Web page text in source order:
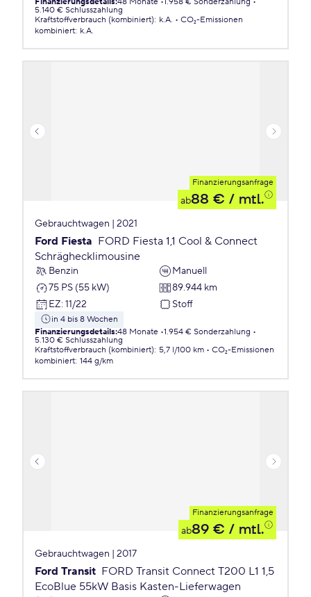
5.140 € Schlusszahlung
Kraftstoffverbrauch (kombiniert): k.A.
CO₂-Emissionen
kombiniert: k.A.
Finanzierungsanfrage
ab88 € / mtl.
Gebrauchtwagen | 2021
Ford Fiesta FORD Fiesta 1,1 Cool & Connect
Schräghecklimousine
Benzin
Manuell
75 PS (55 kW)
89.944 km
EZ: 11/22 Stoff
in 4 bis 8 Wochen
Finanzierungsdetails:48 Monate 1.954 € Sonderzahlung
5.130 € Schlusszahlung
Kraftstoffverbrauch (kombiniert): 5,7 l/100 km
CO₂-Emissionen
kombiniert: 144 g/km
Finanzierungsanfrage
ab89 € / mtl.
Gebrauchtwagen | 2017
Ford Transit FORD Transit Connect T200 L1 1,5
EcoBlue 55kW Basis Kasten-Lieferwagen